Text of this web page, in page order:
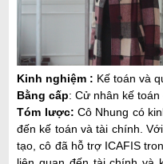
Kinh nghiệm : Kế toán và
Bằng cấp: Cử nhân kế toán
Tóm lược: Cô Nhung có
đến kế toán và tài chính.
tạo, cô đã hỗ trợ ICAFIS